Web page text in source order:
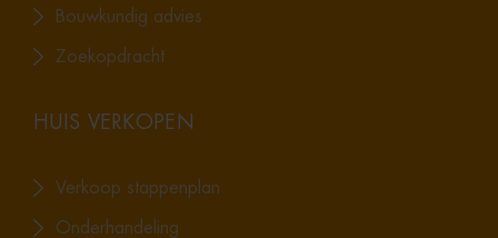
Bouwkundig advies
Zoekopdracht
HUIS VERKOPEN
Verkoop stappenplan
Onderhandeling